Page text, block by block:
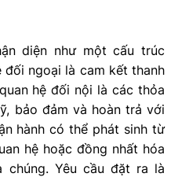
diện như một cấu trúc
ngoại là cam kết thanh
hệ đối nội là các thỏa
bảo đảm và hoàn trả với
hành có thể phát sinh từ
hệ hoặc đồng nhất hóa
Yêu cầu đặt ra là